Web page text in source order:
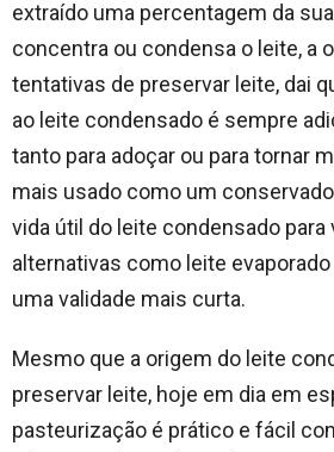
extraído uma percentagem da
concentra ou condensa o leite, a
tentativas de preservar leite, dai
ao leite condensado é sempre
tanto para adoçar ou para tornar
mais usado como um
vida útil do leite condensado para
alternativas como leite
uma validade mais curta.
Mesmo que a origem do leite
preservar leite, hoje em dia em
pasteurização é prático e fácil